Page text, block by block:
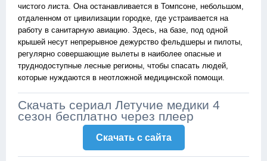
чистого листа. Она останавливается в Томпсоне, небольшом,
отдаленном от цивилизации городке, где устраивается на
работу в санитарную авиацию. Здесь, на базе, под одной
крышей несут непрерывное дежурство фельдшеры и пилоты,
регулярно совершающие вылеты в наиболее опасные и
труднодоступные лесные регионы, чтобы спасать людей,
которые нуждаются в неотложной медицинской помощи.
Скачать сериал Летучие медики 4
сезон бесплатно через плеер
Скачать c сайта